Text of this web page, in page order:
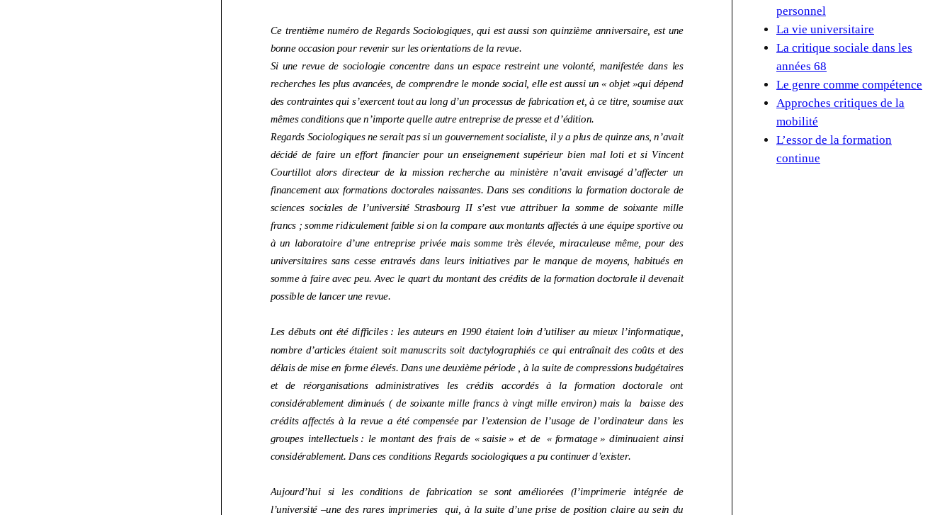
personnel
La vie universitaire
La critique sociale dans les
années 68
Le genre comme compétence
Approches critiques de la
mobilité
L’essor de la formation
continue